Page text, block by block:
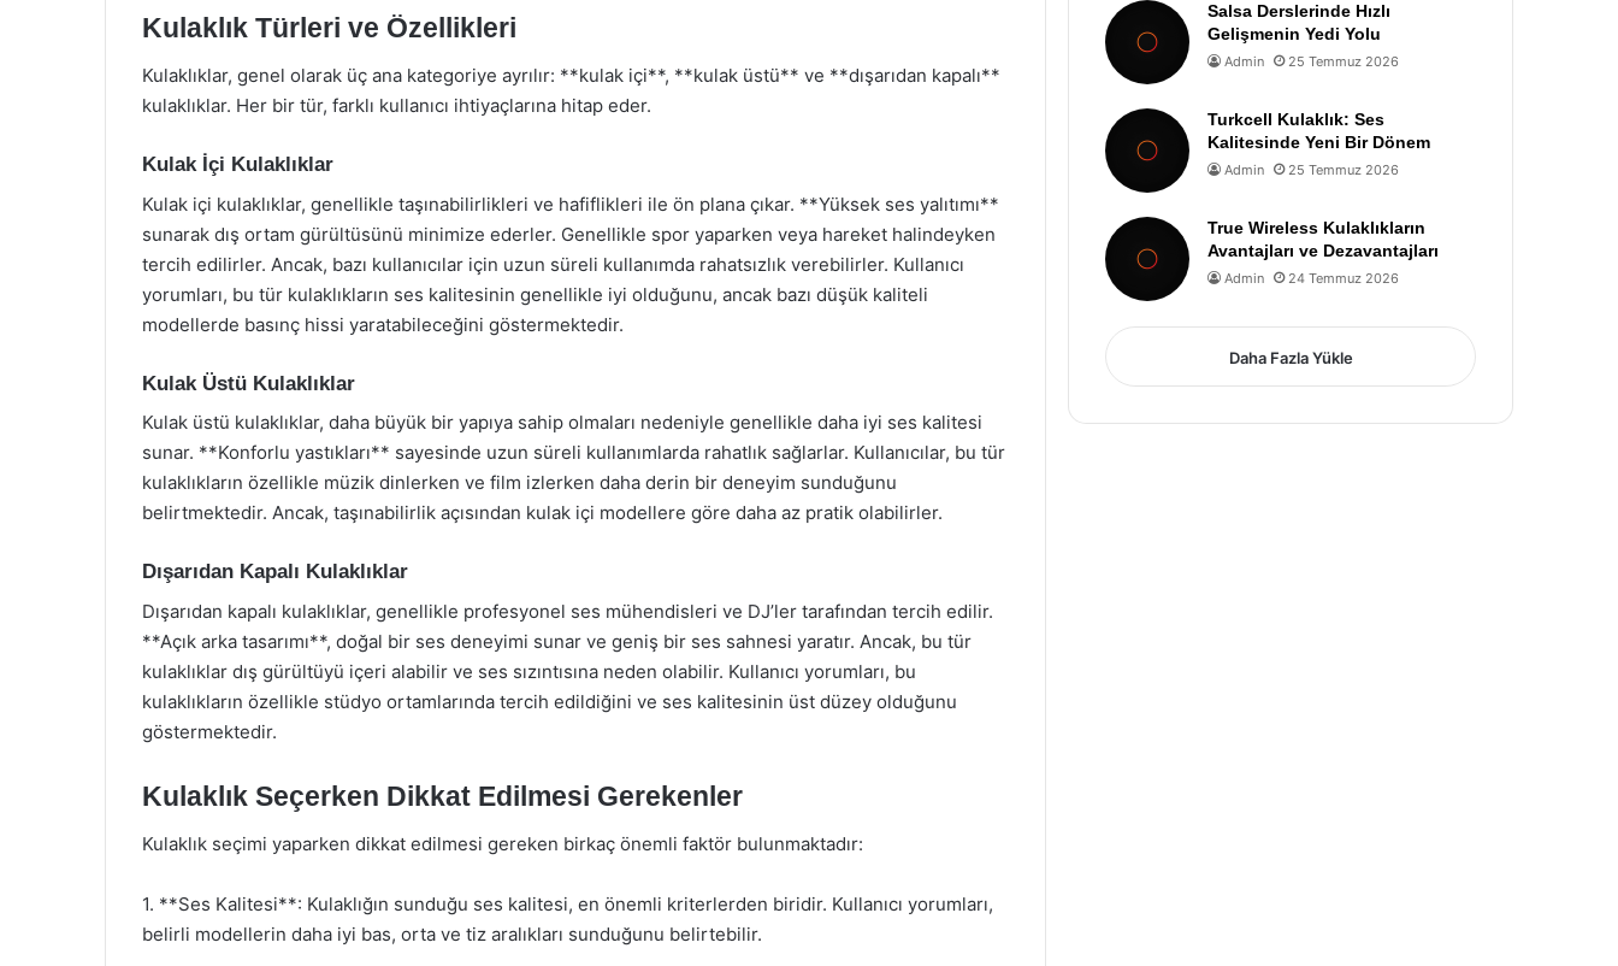
Kulaklık Türleri ve Özellikleri
Kulaklıklar, genel olarak üç ana kategoriye ayrılır: **kulak içi**, **kulak üstü** ve **dışarıdan kapalı**
kulaklıklar. Her bir tür, farklı kullanıcı ihtiyaçlarına hitap eder.
Kulak İçi Kulaklıklar
Kulak içi kulaklıklar, genellikle taşınabilirlikleri ve hafiflikleri ile ön plana çıkar. **Yüksek ses yalıtımı**
sunarak dış ortam gürültüsünü minimize ederler. Genellikle spor yaparken veya hareket halindeyken
tercih edilirler. Ancak, bazı kullanıcılar için uzun süreli kullanımda rahatsızlık verebilirler. Kullanıcı
yorumları, bu tür kulaklıkların ses kalitesinin genellikle iyi olduğunu, ancak bazı düşük kaliteli
modellerde basınç hissi yaratabileceğini göstermektedir.
Kulak Üstü Kulaklıklar
Kulak üstü kulaklıklar, daha büyük bir yapıya sahip olmaları nedeniyle genellikle daha iyi ses kalitesi
sunar. **Konforlu yastıkları** sayesinde uzun süreli kullanımlarda rahatlık sağlarlar. Kullanıcılar, bu tür
kulaklıkların özellikle müzik dinlerken ve film izlerken daha derin bir deneyim sunduğunu
belirtmektedir. Ancak, taşınabilirlik açısından kulak içi modellere göre daha az pratik olabilirler.
Dışarıdan Kapalı Kulaklıklar
Dışarıdan kapalı kulaklıklar, genellikle profesyonel ses mühendisleri ve DJ’ler tarafından tercih edilir.
**Açık arka tasarımı**, doğal bir ses deneyimi sunar ve geniş bir ses sahnesi yaratır. Ancak, bu tür
kulaklıklar dış gürültüyü içeri alabilir ve ses sızıntısına neden olabilir. Kullanıcı yorumları, bu
kulaklıkların özellikle stüdyo ortamlarında tercih edildiğini ve ses kalitesinin üst düzey olduğunu
göstermektedir.
Kulaklık Seçerken Dikkat Edilmesi Gerekenler
Kulaklık seçimi yaparken dikkat edilmesi gereken birkaç önemli faktör bulunmaktadır:
1. **Ses Kalitesi**: Kulaklığın sunduğu ses kalitesi, en önemli kriterlerden biridir. Kullanıcı yorumları,
belirli modellerin daha iyi bas, orta ve tiz aralıkları sunduğunu belirtebilir.
Salsa Derslerinde Hızlı
Gelişmenin Yedi Yolu
Admin 25 Temmuz 2026
Turkcell Kulaklık: Ses
Kalitesinde Yeni Bir Dönem
Admin 25 Temmuz 2026
True Wireless Kulaklıkların
Avantajları ve Dezavantajları
Admin 24 Temmuz 2026
Daha Fazla Yükle